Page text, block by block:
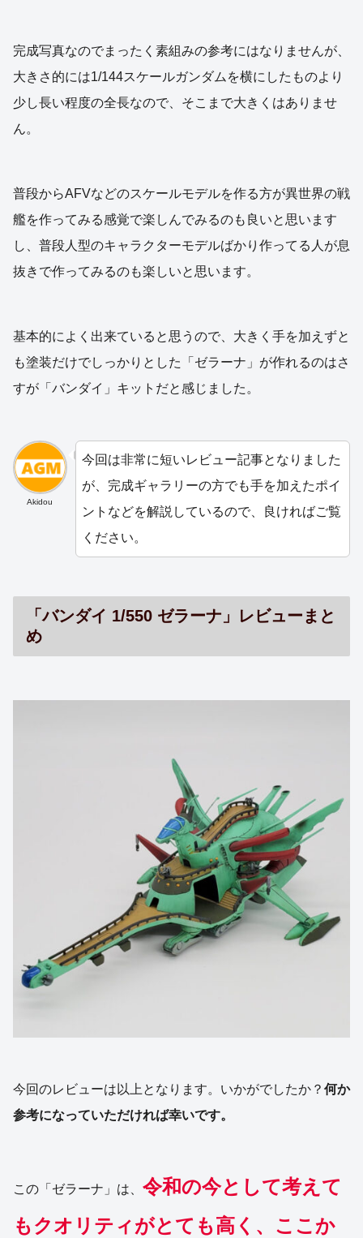
完成写真なのでまったく素組みの参考にはなりませんが、
大きさ的には1/144スケールガンダムを横にしたものより
少し長い程度の全長なので、そこまで大きくはありませ
ん。
普段からAFVなどのスケールモデルを作る方が異世界の戦
艦を作ってみる感覚で楽しんでみるのも良いと思います
し、普段人型のキャラクターモデルばかり作ってる人が息
抜きで作ってみるのも楽しいと思います。
基本的によく出来ていると思うので、大きく手を加えずと
も塗装だけでしっかりとした「ゼラーナ」が作れるのはさ
すが「バンダイ」キットだと感じました。
Akidou
今回は非常に短いレビュー記事となりました
が、完成ギャラリーの方でも手を加えたポイ
ントなどを解説しているので、良ければご覧
ください。
「バンダイ 1/550 ゼラーナ」レビューまと
め
今回のレビューは以上となります。いかがでしたか？ 何か
参考になっていただければ幸いです。
この「ゼラーナ」は、 令和の今として考えて
もクオリティがとても高く、ここか